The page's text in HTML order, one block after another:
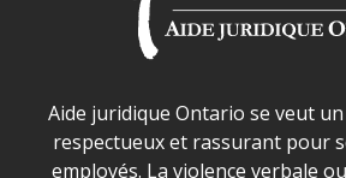
Déclaration sur la sécurité
Aide juridique Ontario se veut
respectueux et rassurant pour
employés. La violence verbale